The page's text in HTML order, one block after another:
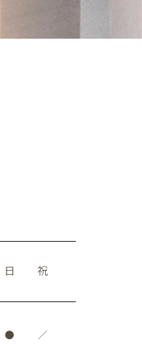
日 祝
● ／